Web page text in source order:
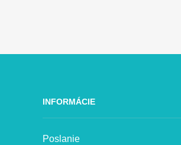
INFORMÁCIE
Poslanie